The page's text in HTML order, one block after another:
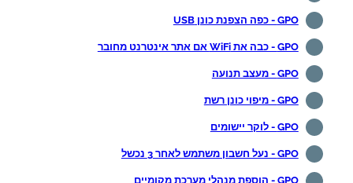
GPO - כפה הצפנת כונן USB
GPO - כבה את WiFi אם אתר אינטרנט מחובר
GPO - מעצב תנועה
GPO - מיפוי כונן רשת
GPO - לוקר יישומים
GPO - נעל חשבון משתמש לאחר 3 נכשל
GPO - הוספת מנהלי מערכת מקומיים